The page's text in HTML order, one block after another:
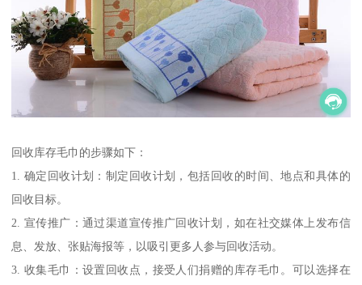
回收库存毛巾的步骤如下：
1. 确定回收计划：制定回收计划，包括回收的时间、地点和具体的
回收目标。
2. 宣传推广：通过渠道宣传推广回收计划，如在社交媒体上发布信
息、发放、张贴海报等，以吸引更多人参与回收活动。
3. 收集毛巾：设置回收点，接受人们捐赠的库存毛巾。可以选择在